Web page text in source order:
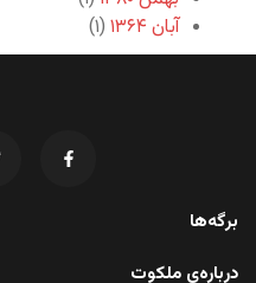
آبان ۱۳۶۴
(۱)
برگه‌ها
درباره‌ی ملکوت